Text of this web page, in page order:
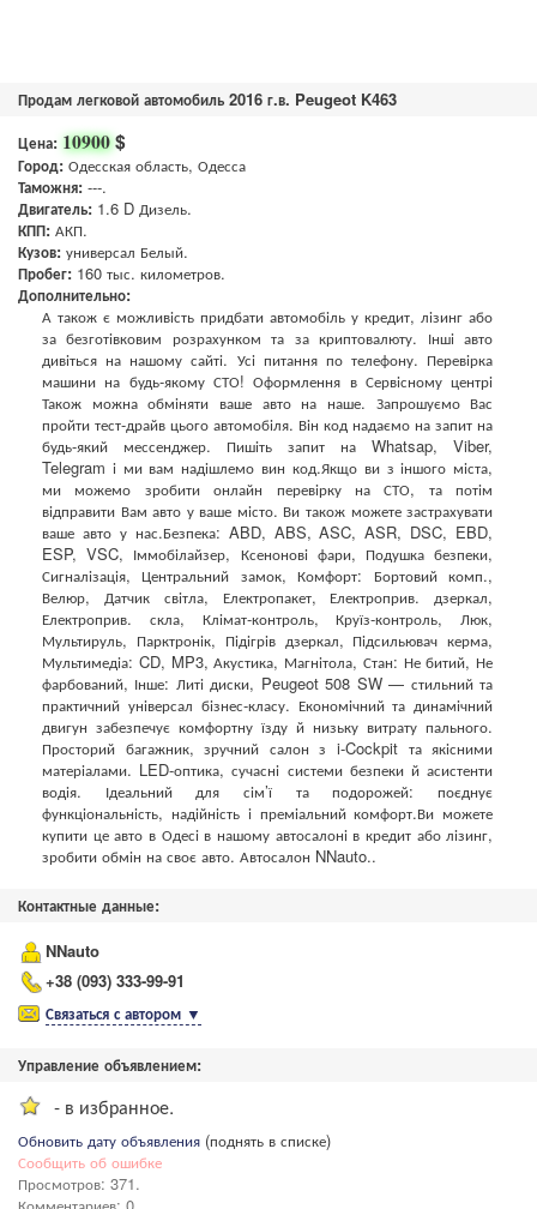
Продам легковой автомобиль 2016 г.в. Peugeot K463
Цена: 10900$
Город: Одесская область, Одесса
Таможня: ---.
Двигатель: 1.6 D Дизель.
КПП: АКП.
Кузов: универсал Белый.
Пробег: 160 тыс. километров.
Дополнительно:
А також є можливість придбати автомобіль у кредит, лізинг або
за безготівковим розрахунком та за криптовалюту. Інші авто
дивіться на нашому сайті. Усі питання по телефону. Перевірка
машини на будь-якому СТО! Оформлення в Сервісному центрі
Також можна обміняти ваше авто на наше. Запрошуємо Вас
пройти тест-драйв цього автомобіля. Він код надаємо на запит на
будь-який мессенджер. Пишіть запит на Whatsap, Viber,
Telegram і ми вам надішлемо вин код.Якщо ви з іншого міста,
ми можемо зробити онлайн перевірку на СТО, та потім
відправити Вам авто у ваше місто. Ви також можете застрахувати
ваше авто у нас.Безпека: ABD, ABS, ASC, ASR, DSC, EBD,
ESP, VSC, Іммобілайзер, Ксенонові фари, Подушка безпеки,
Сигналізація, Центральний замок, Комфорт: Бортовий комп.,
Велюр, Датчик світла, Електропакет, Електроприв. дзеркал,
Електроприв. скла, Клімат-контроль, Круїз-контроль, Люк,
Мультируль, Парктронік, Підігрів дзеркал, Підсильювач керма,
Мультимедіа: CD, MP3, Акустика, Магнітола, Стан: Не битий, Не
фарбований, Інше: Литі диски, Peugeot 508 SW — стильний та
практичний універсал бізнес-класу. Економічний та динамічний
двигун забезпечує комфортну їзду й низьку витрату пального.
Просторий багажник, зручний салон з i-Cockpit та якісними
матеріалами. LED-оптика, сучасні системи безпеки й асистенти
водія. Ідеальний для сім’ї та подорожей: поєднує
функціональність, надійність і преміальний комфорт.Ви можете
купити це авто в Одесі в нашому автосалоні в кредит або лізинг,
зробити обмін на своє авто. Автосалон NNauto..
Контактные данные:
NNauto
+38 (093) 333-99-91
Связаться с автором ▼
Управление объявлением:
- в избранное.
Обновить дату объявления (поднять в списке)
Сообщить об ошибке
Просмотров: 371.